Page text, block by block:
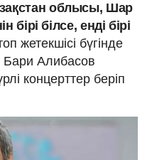
облысы, Шар
бірі білсе, енді бірі
жетекшісі бүгінде
Алибасов
концерттер беріп